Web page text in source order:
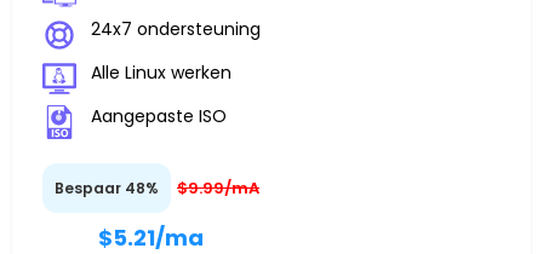
24x7 ondersteuning
Alle Linux werken
Aangepaste ISO
Bespaar 48% $9.99/mA
$5.21/ma